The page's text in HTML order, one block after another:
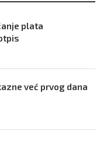
plata
već prvog dana